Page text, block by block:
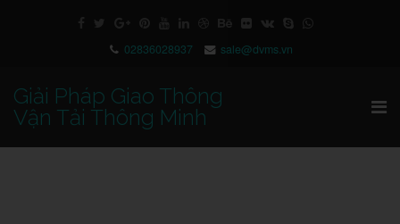
02836028937 sale@dvms.vn
Giải Pháp Giao Thông
Vận Tải Thông Minh